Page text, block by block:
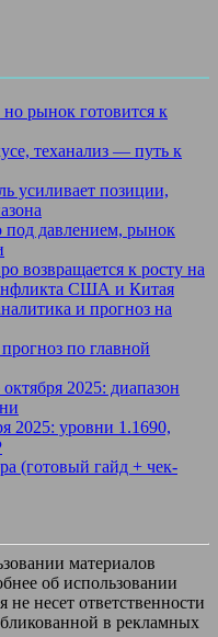
рынок готовится к
теханализ — путь к
усиливает позиции,
под давлением, рынок
возвращается к росту на
США и Китая
и прогноз на
по главной
2025: диапазон
2025: уровни 1.1690,
(готовый гайд + чек-
материалов
об использовании
несет ответственности
в рекламных